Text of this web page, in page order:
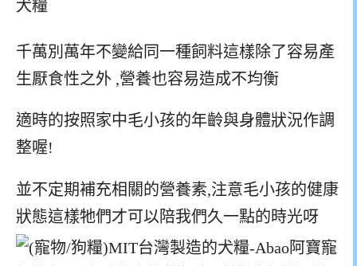
千萬別萬年不變給同一種飼料這樣除了容易產
生厭食性之外 ,營養也容易造成不均衡
適時的按照家中毛小孩的年齡與身體狀況作調
整喔!
並不定期補充相關的營養素,注意毛小孩的健康
狀態這樣牠們才可以陪我們久一點的時光呀